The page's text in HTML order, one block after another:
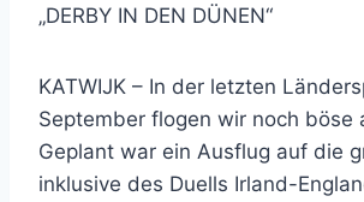
„DERBY IN DEN DÜNEN“
KATWIJK – In der letzten
September flogen wir noch böse
Geplant war ein Ausflug auf die
inklusive des Duells Irland-